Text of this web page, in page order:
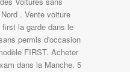
. Vente voiture
la garde dans le
permis d'occasion
FIRST. Acheter
dans la Manche. 5